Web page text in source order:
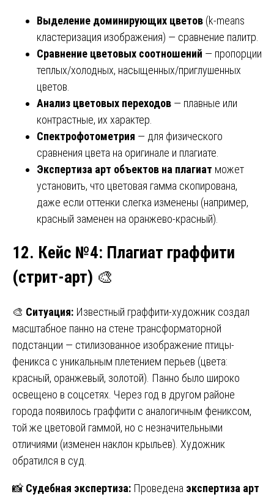
Выделение доминирующих цветов (k-means
кластеризация изображения) — сравнение палитр.
Сравнение цветовых соотношений — пропорции
теплых/холодных, насыщенных/приглушенных
цветов.
Анализ цветовых переходов — плавные или
контрастные, их характер.
Спектрофотометрия — для физического
сравнения цвета на оригинале и плагиате.
Экспертиза арт объектов на плагиат может
установить, что цветовая гамма скопирована,
даже если оттенки слегка изменены (например,
красный заменен на оранжево-красный).
12. Кейс №4: Плагиат граффити
(стрит-арт) 🎨
🎨 Ситуация: Известный граффити-художник создал
масштабное панно на стене трансформаторной
подстанции — стилизованное изображение птицы-
феникса с уникальным плетением перьев (цвета:
красный, оранжевый, золотой). Панно было широко
освещено в соцсетях. Через год в другом районе
города появилось граффити с аналогичным фениксом,
той же цветовой гаммой, но с незначительными
отличиями (изменен наклон крыльев). Художник
обратился в суд.
📸 Судебная экспертиза: Проведена экспертиза арт